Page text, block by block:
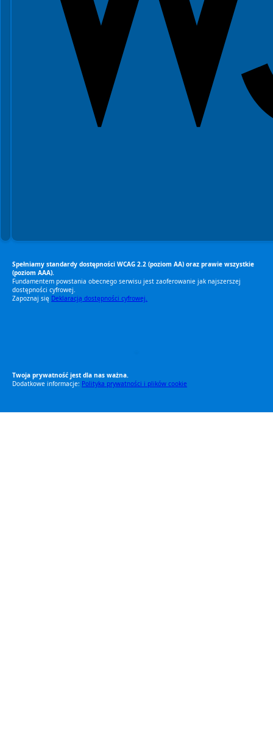
Spełniamy standardy dostępności WCAG 2.2 (poziom AA) oraz prawie wszystkie
(poziom AAA).
Fundamentem powstania obecnego serwisu jest zaoferowanie jak najszerszej
dostępności cyfrowej.
Zapoznaj się Deklaracją dostępności cyfrowej.
Twoja prywatność jest dla nas ważna.
Dodatkowe informacje: Polityka prywatności i plików cookie